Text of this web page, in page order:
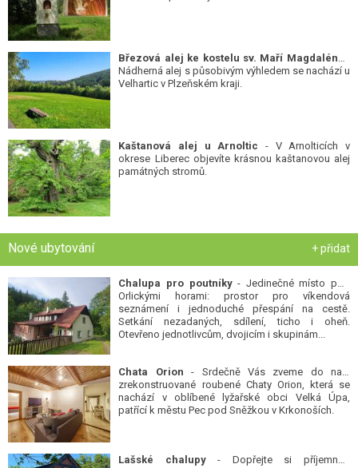
Nádherná alej s působivým výhledem se nachází u
Velhartic v Plzeňském kraji.
Kaštanová alej u Arnoltic - V Arnolticích v
okrese Liberec objevíte krásnou kaštanovou alej
památných stromů.
Nové ubytování + přidat
Chalupa pro poutníky- Jedinečné místo pod
Orlickými horami: prostor pro víkendová
seznámení i jednoduché přespání na cestě.
Setkání nezadaných, sdílení, ticho i oheň.
Otevřeno jednotlivcům, dvojicím i skupinám...
Chata Orion - Srdečně Vás zveme do naší
zrekonstruované roubené Chaty Orion, která se
nachází v oblíbené lyžařské obci Velká Úpa,
patřící k městu Pec pod Sněžkou v Krkonoších.
Lašské chalupy- Dopřejte si příjemnou